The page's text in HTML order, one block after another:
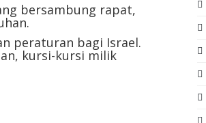
bersambung rapat,
peraturan bagi Israel.
kursi-kursi milik